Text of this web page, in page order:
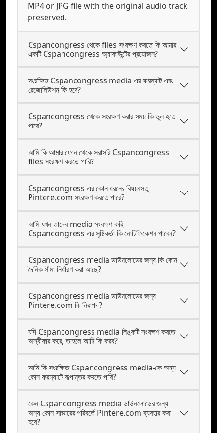
MP4 or JPG file with the original audio track
preserved.
Cspancongress থেকে files সংরক্ষণ করতে কি আমার
একটি Cspancongress অ্যাকাউন্টের প্রয়োজন?
সংরক্ষিত Cspancongress media এর ফরম্যাট এবং
রেজোলিউশন কি হবে?
Cspancongress থেকে সংরক্ষণ করার সময় কি ভুল হতে
পারে?
আমি কি আমার ফোন থেকে সরাসরি Cspancongress
files সংরক্ষণ করতে পারি?
Cspancongress এর কোন ধরনের বিষয়বস্তু
Pintere.com সংরক্ষণ করতে পারে?
আমি যখন তাদের media সংরক্ষণ করি,
Cspancongress এর সৃষ্টিকর্তা কি নোটিফিকেশন পাবেন?
Cspancongress media ডাউনলোডের জন্য কি কোন
দৈনিক সীমা নির্ধারণ করা আছে?
Cspancongress media ডাউনলোডের জন্য
Pintere.com কি নিরাপদ?
যদি Cspancongress media লিঙ্কটি সংরক্ষণ করতে
অস্বীকার করে, তাহলে আমি কি করব?
আমি কি সংরক্ষিত Cspancongress media-কে অন্য
কোন ফরম্যাটে রূপান্তর করতে পারি?
কেন Cspancongress media ডাউনলোডের জন্য
অন্য কোন সাভারের পরিবর্তে Pintere.com ব্যবহার করা
হবে?